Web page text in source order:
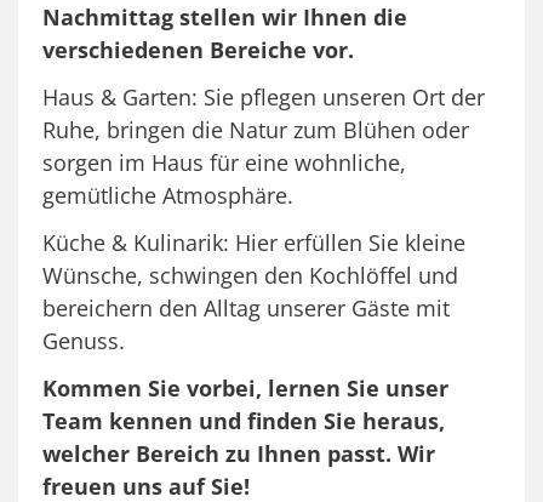
Nachmittag stellen wir Ihnen die
verschiedenen Bereiche vor.
Haus & Garten: Sie pflegen unseren Ort der
Ruhe, bringen die Natur zum Blühen oder
sorgen im Haus für eine wohnliche,
gemütliche Atmosphäre.
Küche & Kulinarik: Hier erfüllen Sie kleine
Wünsche, schwingen den Kochlöffel und
bereichern den Alltag unserer Gäste mit
Genuss.
Kommen Sie vorbei, lernen Sie unser
Team kennen und finden Sie heraus,
welcher Bereich zu Ihnen passt. Wir
freuen uns auf Sie!